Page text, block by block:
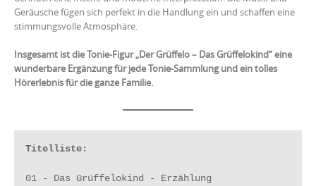
Geräusche fügen sich perfekt in die Handlung ein und schaffen eine
stimmungsvolle Atmosphäre.
Insgesamt ist die Tonie-Figur „Der Grüffelo – Das Grüffelokind“ eine
wunderbare Ergänzung für jede Tonie-Sammlung und ein tolles
Hörerlebnis für die ganze Familie.
Titelliste:
01 - Das Grüffelokind - Erzählung